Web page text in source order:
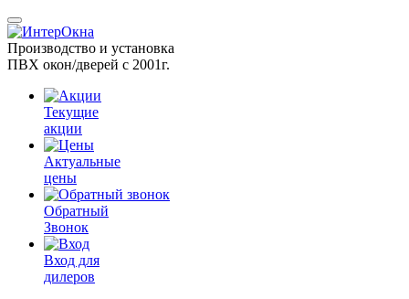
Производство и установка
ПВХ окон/дверей с 2001г.
Текущие
акции
Актуальные
цены
Обратный
Звонок
Вход для
дилеров